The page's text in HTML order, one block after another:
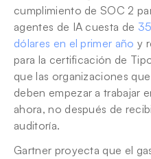
cumplimiento de SOC 2
agentes de IA cuesta de
dólares en el primer año y
para la certificación de
que las organizaciones
deben empezar a trabajar
ahora, no después de
auditoría.
Gartner proyecta que el